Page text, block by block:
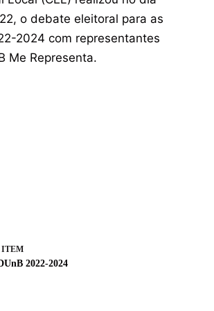
o debate eleitoral para as
2024 com representantes
Me Representa.
ITEM
2022-2024